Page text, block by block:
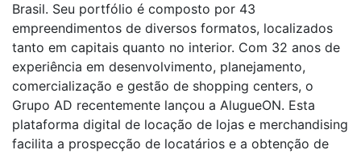
Brasil. Seu portfólio é composto por 43
empreendimentos de diversos formatos, localizados
tanto em capitais quanto no interior. Com 32 anos de
experiência em desenvolvimento, planejamento,
comercialização e gestão de shopping centers, o
Grupo AD recentemente lançou a AlugueON. Esta
plataforma digital de locação de lojas e merchandising
facilita a prospecção de locatários e a obtenção de